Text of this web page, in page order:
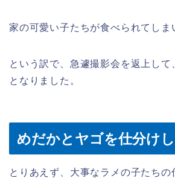
家の可愛い子たちが食べられてし
という訳で、急遽撮影会を返上して
となりました。
めだかとヤゴを仕分け
とりあえず、大事なラメの子たちの